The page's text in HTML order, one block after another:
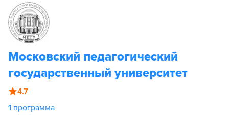
Московский педагогический
государственный университет
4.7
1 программа